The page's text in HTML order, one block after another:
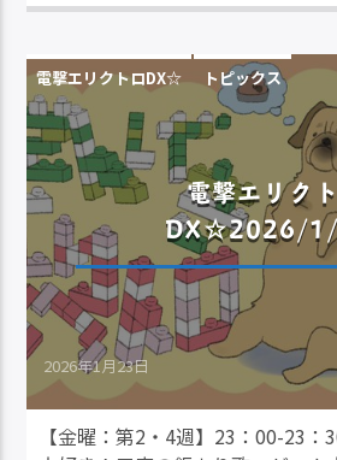
電撃エリクトロDX☆ トピックス
電撃エリク
DX☆2026/
2026年1月23日
【金曜：第2・4週】23：00-23